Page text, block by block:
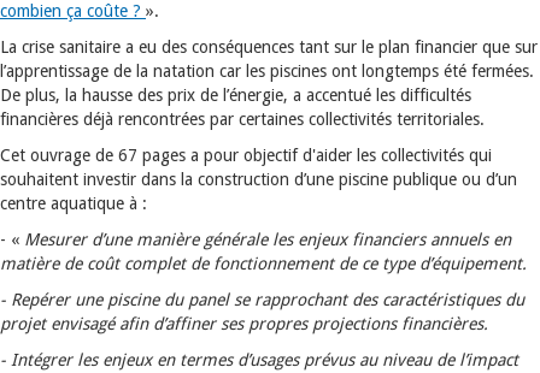
combien ça coûte ? ».
La crise sanitaire a eu des conséquences tant sur le plan financier que sur
l’apprentissage de la natation car les piscines ont longtemps été fermées.
De plus, la hausse des prix de l’énergie, a accentué les difficultés
financières déjà rencontrées par certaines collectivités territoriales.
Cet ouvrage de 67 pages a pour objectif d'aider les collectivités qui
souhaitent investir dans la construction d’une piscine publique ou d’un
centre aquatique à :
- « Mesurer d’une manière générale les enjeux financiers annuels en
matière de coût complet de fonctionnement de ce type d’équipement.
- Repérer une piscine du panel se rapprochant des caractéristiques du
projet envisagé afin d’affiner ses propres projections financières.
- Intégrer les enjeux en termes d’usages prévus au niveau de l’impact